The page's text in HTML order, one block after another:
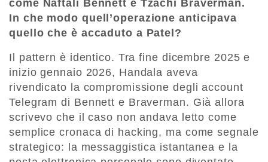
come Naftali Bennett e Tzachi Braverman.
In che modo quell’operazione anticipava
quello che è accaduto a Patel?
Il pattern è identico. Tra fine dicembre 2025 e
inizio gennaio 2026, Handala aveva
rivendicato la compromissione degli account
Telegram di Bennett e Braverman. Già allora
scrivevo che il caso non andava letto come
semplice cronaca di hacking, ma come segnale
strategico: la messaggistica istantanea e la